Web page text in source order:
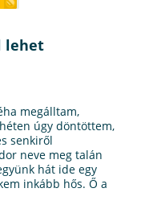
lehet
megálltam,
úgy döntöttem,
senkiről
neve meg talán
hát ide egy
inkább hős. Ő a